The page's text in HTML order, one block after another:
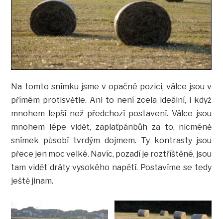
Na tomto snímku jsme v opačné pozici, válce jsou v
přímém protisvětle. Ani to není zcela ideální, i když
mnohem lepší než předchozí postavení. Válce jsou
mnohem lépe vidět, zaplaťpánbůh za to, nicméně
snímek působí tvrdým dojmem. Ty kontrasty jsou
přece jen moc velké. Navíc, pozadí je roztříštěné, jsou
tam vidět dráty vysokého napětí. Postavíme se tedy
ještě jinam.